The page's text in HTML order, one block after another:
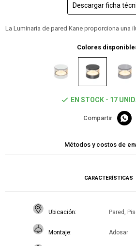
Descargar ficha
La Luminaria de pared Kane proporciona una
Colores
EN STOCK - 17

Métodos y costos de
CARACTERÍSTICAS
Ubicación Pared,
Montaje Adosar